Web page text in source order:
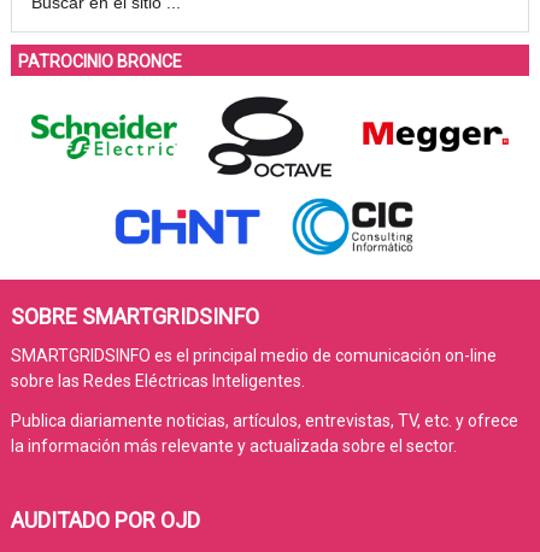
PATROCINIO BRONCE
SOBRE SMARTGRIDSINFO
SMARTGRIDSINFO es el principal medio de comunicación on-line
sobre las Redes Eléctricas Inteligentes.
Publica diariamente noticias, artículos, entrevistas, TV, etc. y ofrece
la información más relevante y actualizada sobre el sector.
AUDITADO POR OJD